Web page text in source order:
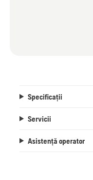
Specificații
Servicii
Asistență operator